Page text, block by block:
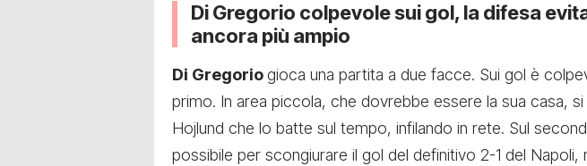
Di Gregorio colpevole sui gol, la difesa
ancora più ampio
Di Gregoriogioca una partita a due facce. Sui gol è
primo. In area piccola, che dovrebbe essere la sua casa,
Hojlund che lo batte sul tempo, infilando in rete. Sul
possibile per scongiurare il gol del definitivo 2-1 del Napoli,